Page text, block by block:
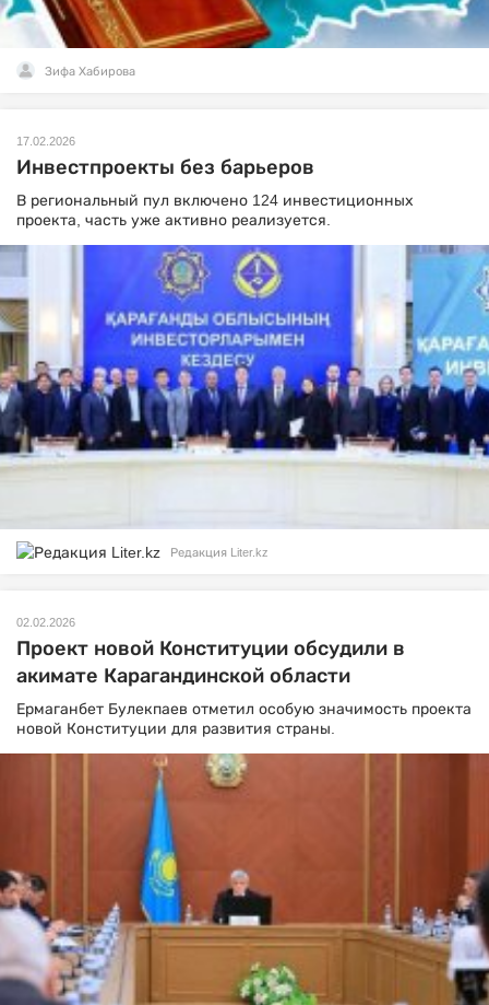
Зифа Хабирова
17.02.2026
Инвестпроекты без барьеров
В региональный пул включено 124 инвестиционных
проекта, часть уже активно реализуется.
Редакция Liter.kz
02.02.2026
Проект новой Конституции обсудили в
акимате Карагандинской области
Ермаганбет Булекпаев отметил особую значимость проекта
новой Конституции для развития страны.